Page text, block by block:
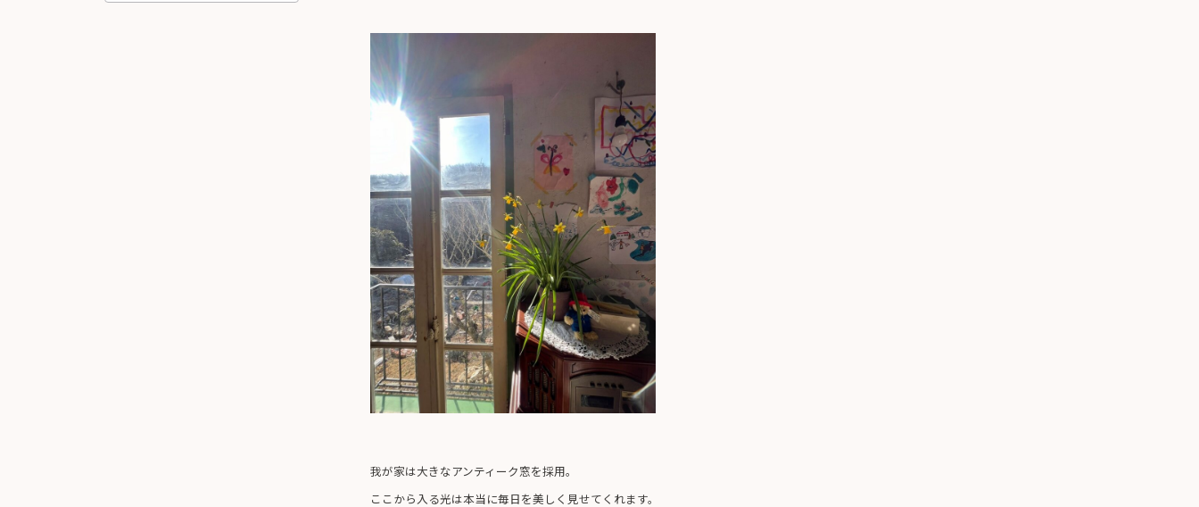
我が家は大きなアンティーク窓を採用。
ここから入る光は本当に毎日を美しく見せてくれます。